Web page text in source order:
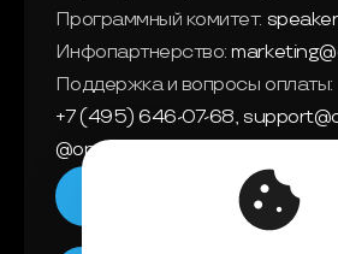
Программный комитет:
Инфопартнерство:
Поддержка и вопросы оплаты:
+7 (495) 646-07-68,
@ontico_support
Мы в